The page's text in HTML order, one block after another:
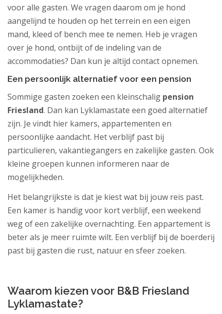
voor alle gasten. We vragen daarom om je hond
aangelijnd te houden op het terrein en een eigen
mand, kleed of bench mee te nemen. Heb je vragen
over je hond, ontbijt of de indeling van de
accommodaties? Dan kun je altijd contact opnemen.
Een persoonlijk alternatief voor een pension
Sommige gasten zoeken een kleinschalig pension
Friesland. Dan kan Lyklamastate een goed alternatief
zijn. Je vindt hier kamers, appartementen en
persoonlijke aandacht. Het verblijf past bij
particulieren, vakantiegangers en zakelijke gasten. Ook
kleine groepen kunnen informeren naar de
mogelijkheden.
Het belangrijkste is dat je kiest wat bij jouw reis past.
Een kamer is handig voor kort verblijf, een weekend
weg of een zakelijke overnachting. Een appartement is
beter als je meer ruimte wilt. Een verblijf bij de boerderij
past bij gasten die rust, natuur en sfeer zoeken.
Waarom kiezen voor B&B Friesland
Lyklamastate?